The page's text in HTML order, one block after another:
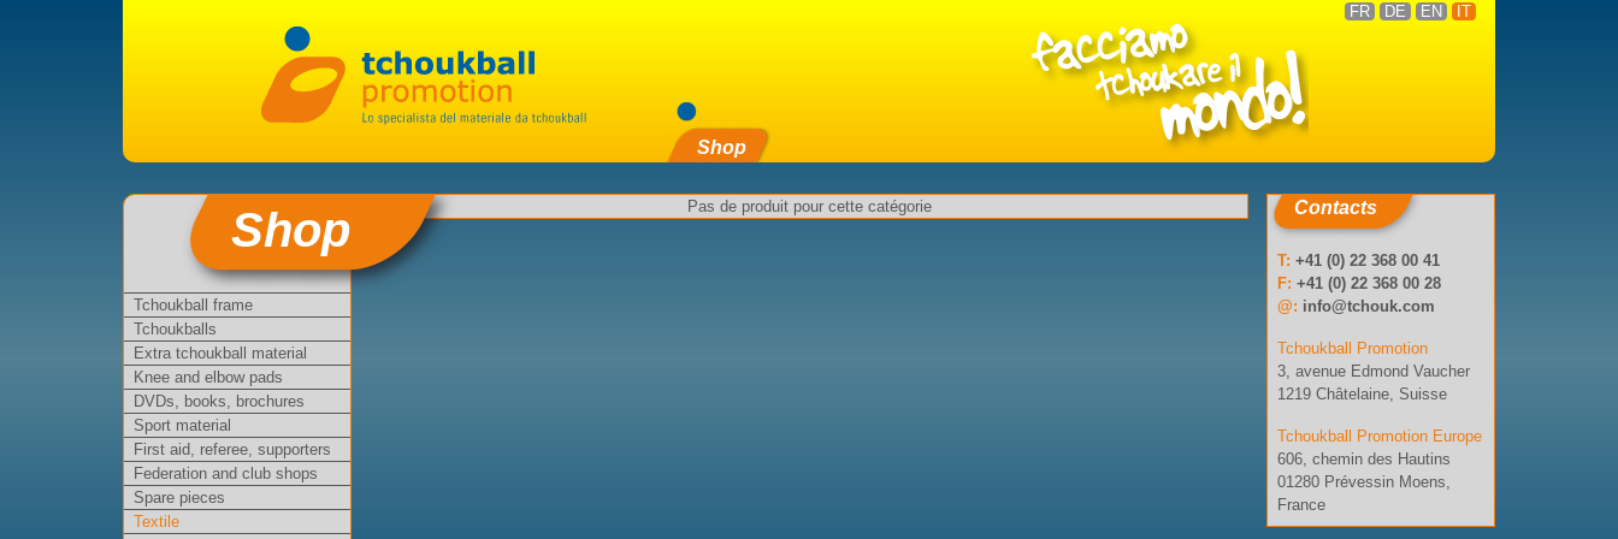
Shop
FR DE EN IT
Shop
Tchoukball frame
Tchoukballs
Extra tchoukball material
Knee and elbow pads
DVDs, books, brochures
Sport material
First aid, referee, supporters
Federation and club shops
Spare pieces
Textile
Pas de produit pour cette catégorie Contacts
T: +41 (0) 22 368 00 41
F: +41 (0) 22 368 00 28
@: info@tchouk.com
Tchoukball Promotion
3, avenue Edmond Vaucher
1219 Châtelaine, Suisse
Tchoukball Promotion Europe
606, chemin des Hautins
01280 Prévessin Moens,
France